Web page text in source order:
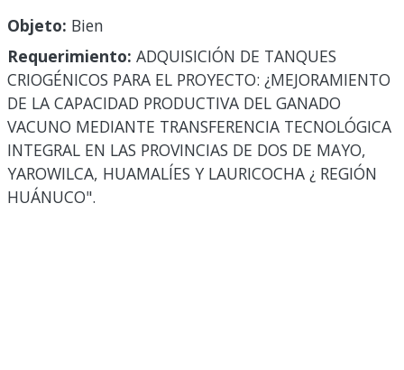
Objeto: Bien
Requerimiento: ADQUISICIÓN DE TANQUES
CRIOGÉNICOS PARA EL PROYECTO: ¿MEJORAMIENTO
DE LA CAPACIDAD PRODUCTIVA DEL GANADO
VACUNO MEDIANTE TRANSFERENCIA TECNOLÓGICA
INTEGRAL EN LAS PROVINCIAS DE DOS DE MAYO,
YAROWILCA, HUAMALÍES Y LAURICOCHA ¿ REGIÓN
HUÁNUCO".